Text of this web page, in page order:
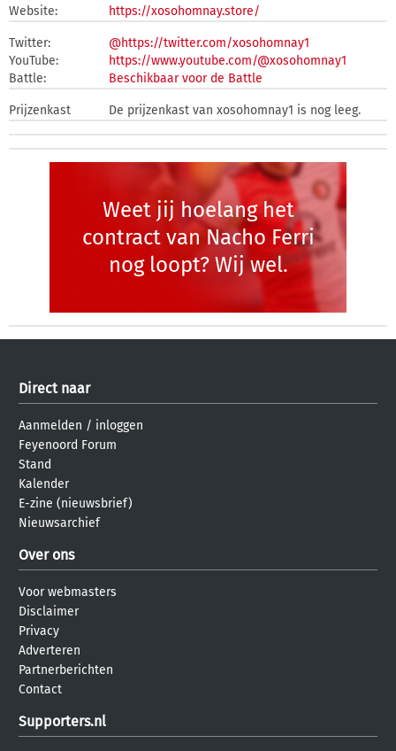
Website: https://xosohomnay.store/
Twitter:
@https://twitter.com/xosohomnay1
YouTube:
https://www.youtube.com/@xosohomnay1
Battle:
Beschikbaar voor de Battle
Prijzenkast De prijzenkast van xosohomnay1 is nog leeg.
Weet jij hoelang het
contract van Nacho Ferri
nog loopt? Wij wel.
Direct naar
Aanmelden / inloggen
Feyenoord Forum
Stand
Kalender
E-zine (nieuwsbrief)
Nieuwsarchief
Over ons
Voor webmasters
Disclaimer
Privacy
Adverteren
Partnerberichten
Contact
Supporters.nl